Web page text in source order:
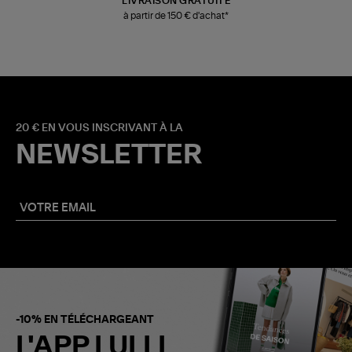
à partir de 150 € d'achat*
20 € EN VOUS INSCRIVANT À LA
NEWSLETTER
-10% EN TÉLÉCHARGEANT